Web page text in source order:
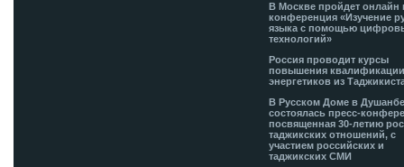
В Москве пройдет онлайн
конференция «Изучение
языка с помощью
технологий»
Россия проводит курсы
повышения
энергетиков из
В Русском Доме в
состоялась пресс-
посвященная 30-летию
таджикских отношений, с
участием российских и
таджикских СМИ